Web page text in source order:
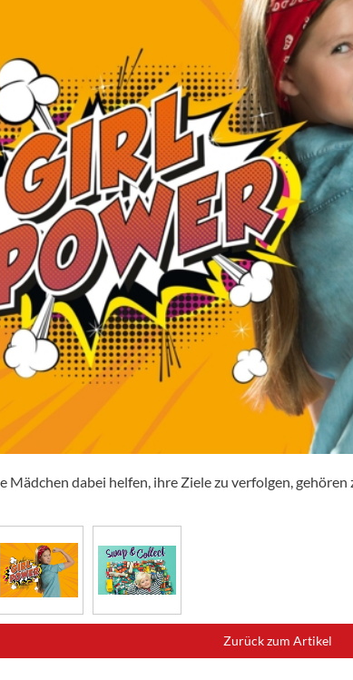
Mädchen dabei helfen, ihre Ziele zu verfolgen, gehören
Zurück zum Artikel